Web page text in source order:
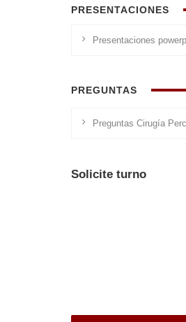
PRESENTACIONES
Presentaciones
PREGUNTAS
Preguntas Cirugía
Solicite turno